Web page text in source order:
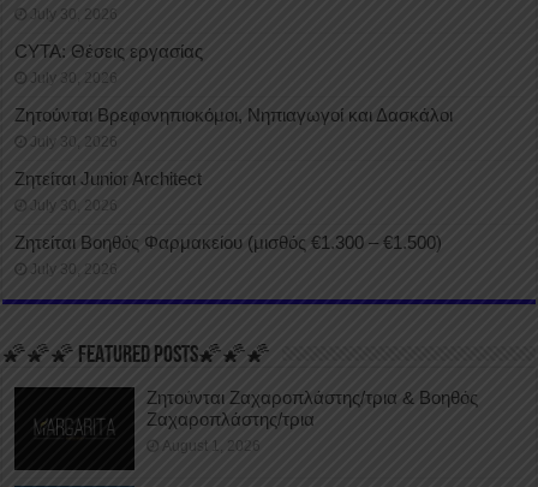
July 30, 2026
CYTA: Θέσεις εργασίας
July 30, 2026
Ζητούνται Βρεφονηπιοκόμοι, Νηπιαγωγοί και Δασκάλοι
July 30, 2026
Ζητείται Junior Architect
July 30, 2026
Ζητείται Βοηθός Φαρμακείου (μισθός €1.300 – €1.500)
July 30, 2026
🌠🌠🌠 FEATURED POSTS🌠🌠🌠
Ζητούνται Ζαχαροπλάστης/τρια & Βοηθός
Ζαχαροπλάστης/τρια
August 1, 2026